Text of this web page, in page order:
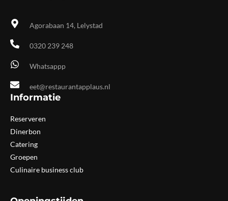
Agorabaan 14, Lelystad
0320 239 248
Whatsappp
eet@restaurantapplaus.nl
Informatie
Reserveren
Dinerbon
Catering
Groepen
Culinaire business club